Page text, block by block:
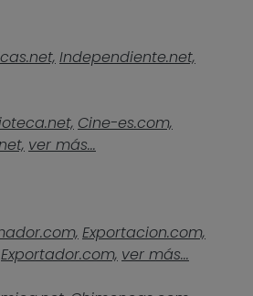
Independiente.net,
Cine-es.com,
ver más...
Exportacion.com,
Exportador.com, ver más...